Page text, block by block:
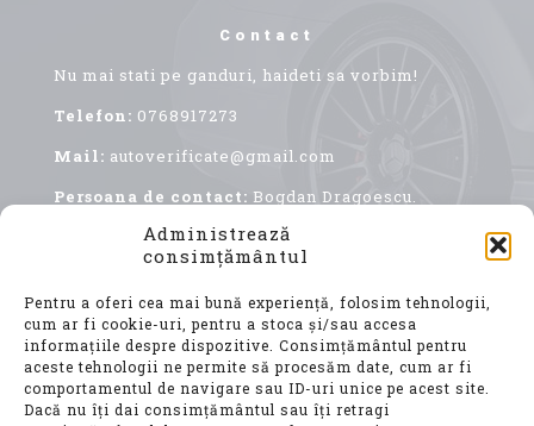
Administrează
consimțământul
Pentru a oferi cea mai bună experiență, folosim tehnologii,
cum ar fi cookie-uri, pentru a stoca și/sau accesa
informațiile despre dispozitive. Consimțământul pentru
aceste tehnologii ne permite să procesăm date, cum ar fi
comportamentul de navigare sau ID-uri unice pe acest site.
Dacă nu îți dai consimțământul sau îți retragi
Contact
Nu mai stati pe ganduri, haideti sa vorbim!
Telefon: 0768917273
Mail: autoverificate@gmail.com
Persoana de contact: Bogdan Dragoescu.
Achiziționarea unui autoturism second hand, este
o decizie importantă, care implică nu doar o